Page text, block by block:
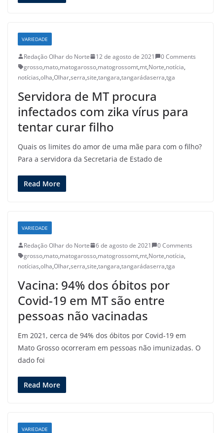
VARIEDADE
Redação Olhar do Norte 12 de agosto de 2021
0 Comments
grosso,mato,matogarosso,matogrossomt,mt,Norte,notícia,
notícias,olha,Olhar,serra,site,tangara,tangarádaserra,tga
Servidora de MT procura
infectados com zika vírus para
tentar curar filho
Quais os limites do amor de uma mãe para com o filho?
Para a servidora da Secretaria de Estado de
Read More
VARIEDADE
Redação Olhar do Norte 6 de agosto de 2021
0 Comments
grosso,mato,matogarosso,matogrossomt,mt,Norte,notícia,
notícias,olha,Olhar,serra,site,tangara,tangarádaserra,tga
Vacina: 94% dos óbitos por
Covid-19 em MT são entre
pessoas não vacinadas
Em 2021, cerca de 94% dos óbitos por Covid-19 em
Mato Grosso ocorreram em pessoas não imunizadas. O
dado foi
Read More
VARIEDADE